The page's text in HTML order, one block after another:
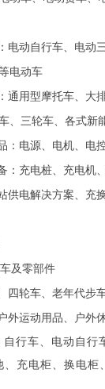
电动自行车、电动
电动车
通用型摩托车、大
、三轮车、各式新
：电源、电机、电
：充电桩、充电机
供电解决方案、充
及零部件
四轮车、老年代步
外运动用品、户外
自行车、电动自行
、充电柜、换电柜